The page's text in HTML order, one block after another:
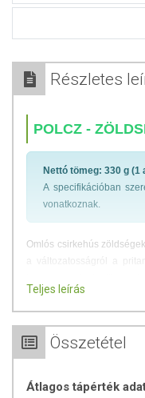
Részletes
POLCZ -
Nettó tömeg: 330 g (1
A specifikációban
vonatkoznak.
Omlós csirkehús
a változatosságról a
mártás teszi fel a pontot.
A Polcz termékcsalád:
tartósítószer mentes
Teljes leírás
Összetétel
Átlagos tápérték